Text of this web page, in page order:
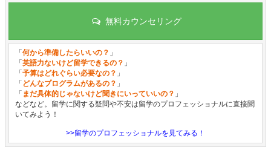
無料カウンセリング
「何から準備したらいいの？ 」
「英語力ないけど留学できるの？ 」
「予算はどれぐらい必要なの？ 」
「 どんなプログラムがあるの？ 」
「 まだ具体的じゃないけど聞きにいっていいの？ 」
などなど。留学に関する疑問や不安は留学のプロフェッショナルに直接聞
いてみよう！
>>留学のプロフェッショナルを見てみる！